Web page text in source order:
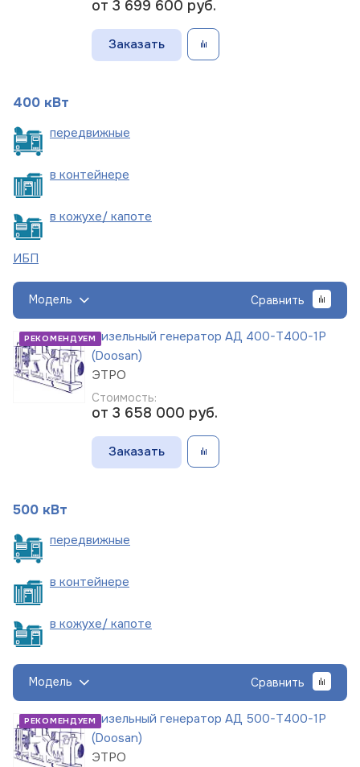
от 3 699 600 руб.
Заказать
400 кВт
передвижные
в контейнере
в кожухе/ капоте
ИБП
Модель Сравнить
РЕКОМЕНДУЕМДизельный генератор АД 400-Т400-1Р
(Doosan)
ЭТРО
Стоимость:
от 3 658 000 руб.
Заказать
500 кВт
передвижные
в контейнере
в кожухе/ капоте
Модель Сравнить
РЕКОМЕНДУЕМДизельный генератор АД 500-Т400-1Р
(Doosan)
ЭТРО